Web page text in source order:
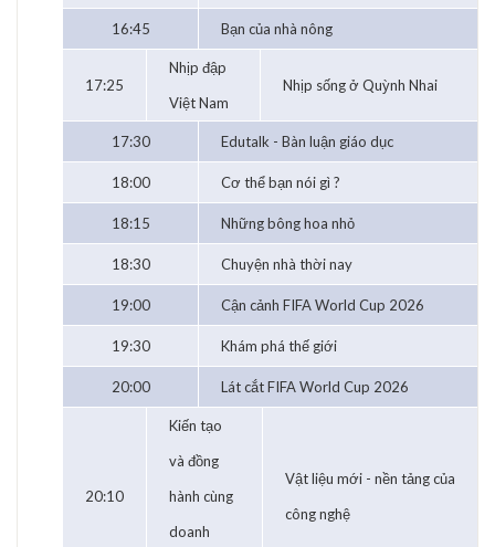
16:45 Bạn của nhà nông
17:25
Nhịp đập
Việt Nam
Nhịp sống ở Quỳnh Nhai
17:30 Edutalk - Bàn luận giáo dục
18:00 Cơ thể bạn nói gì ?
18:15 Những bông hoa nhỏ
18:30 Chuyện nhà thời nay
19:00 Cận cảnh FIFA World Cup 2026
19:30 Khám phá thế giới
20:00 Lát cắt FIFA World Cup 2026
20:10
Kiến tạo
và đồng
hành cùng
doanh
Vật liệu mới - nền tảng của
công nghệ